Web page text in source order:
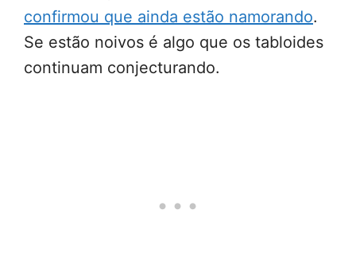
confirmou que ainda estão namorando.
Se estão noivos é algo que os tabloides
continuam conjecturando.